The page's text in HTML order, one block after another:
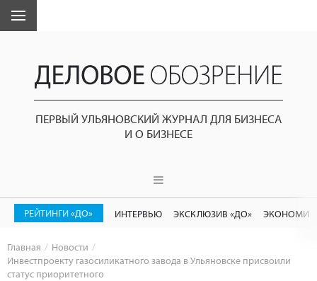
ПЕРВЫЙ УЛЬЯНОВСКИЙ ЖУРНАЛ ДЛЯ БИЗНЕСА
И О БИЗНЕСЕ
РЕЙТИНГИ «ДО» ИНТЕРВЬЮ ЭКСКЛЮЗИВ «ДО»
Главная
Новости
Инвестпроекту газосиликатного завода в Ульяновске присвоили
статус приоритетного